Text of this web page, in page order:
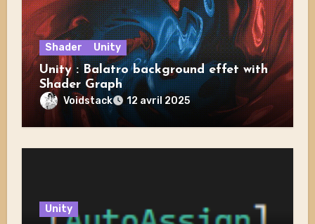
Shader Unity
Unity : Balatro background effet with
Shader Graph
Voidstack 12 avril 2025
Unity